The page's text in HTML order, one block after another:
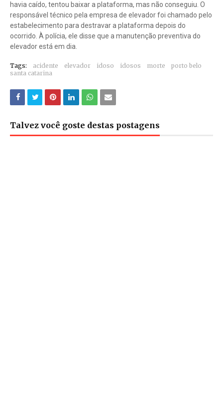
havia caído, tentou baixar a plataforma, mas não conseguiu. O
responsável técnico pela empresa de elevador foi chamado pelo
estabelecimento para destravar a plataforma depois do
ocorrido. À polícia, ele disse que a manutenção preventiva do
elevador está em dia.
Tags: acidente elevador idoso idosos morte
porto belo
santa catarina
Talvez você goste destas postagens